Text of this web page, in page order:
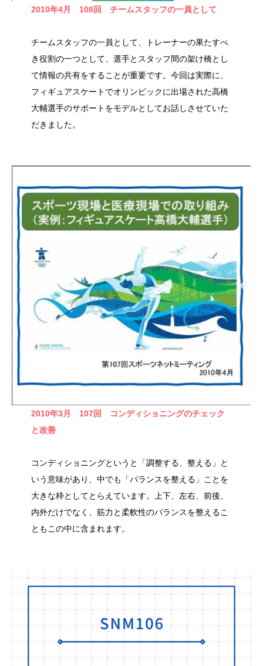
2010年4月 108回 チームスタッフの一員として
チームスタッフの一員として、トレーナーの果たすべ
き役割の一つとして、選手とスタッフ間の架け橋とし
て情報の共有をすることが重要です。今回は実際に、
フィギュアスケートでオリンピックに出場された高橋
大輔選手のサポートをモデルとしてお話しさせていた
だきました。
2010年3月 107回
コンディショニングのチェック
と改善
コンディショニングというと「調整する、整える」と
いう意味があり、中でも「バランスを整える」ことを
大きな枠としてとらえています。上下、左右、前後、
内外だけでなく、筋力と柔軟性のバランスを整えるこ
ともこの中に含まれます。